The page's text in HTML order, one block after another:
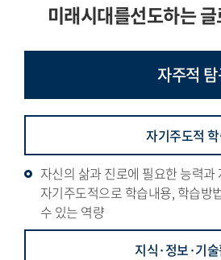
미래시대를선도하는
자주적
자기주도적
자신의 삶과 진로에 필요한 능력과
자기주도적으로 학습내용, 학습방
수 있는 역량
지식·정보·기